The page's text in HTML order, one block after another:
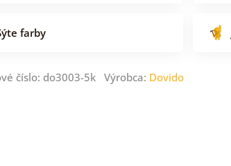
farby
číslo: do3003-5k Výrobca: Dovido